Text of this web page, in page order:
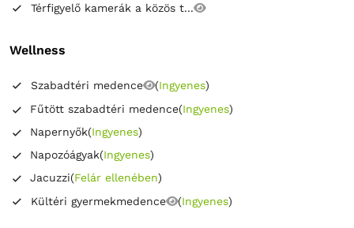
Térfigyelő kamerák a közös t...
Wellness
Szabadtéri medence (Ingyenes)
Fűtött szabadtéri medence(Ingyenes)
Napernyők(Ingyenes)
Napozóágyak(Ingyenes)
Jacuzzi(Felár ellenében)
Kültéri gyermekmedence
(Ingyenes)